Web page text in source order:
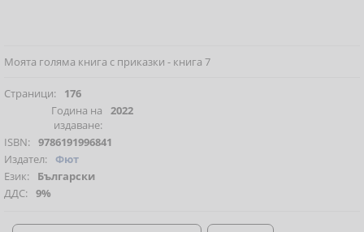
Моята голяма книга с приказки - книга 7
Страници:
176
Година на
издаване:
2022
ISBN: 9786191996841
Издател: Фют
Език:
Български
ДДС: 9%